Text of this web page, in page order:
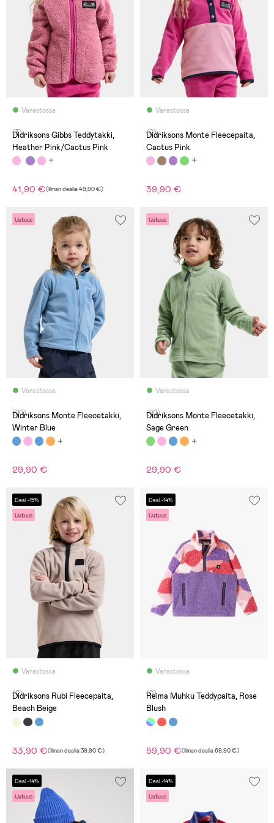
Varastossa
(3)
Didriksons Gibbs Teddytakki,
Heather Pink/Cactus Pink
41,90 €(Ilman dealia49,90 €)
Varastossa
(0)
Didriksons Monte Fleecepaita,
Cactus Pink
39,90 €
Uutuus
Varastossa
(20)
Didriksons Monte Fleecetakki,
Winter Blue
29,90 €
Uutuus
Varastossa
(20)
Didriksons Monte Fleecetakki,
Sage Green
29,90 €
Deal -15%
Uutuus
Varastossa
(0)
Didriksons Rubi Fleecepaita,
Beach Beige
33,90 €(Ilman dealia39,90 €)
Deal -14%
Uutuus
Varastossa
(0)
Reima Muhku Teddypaita, Rose
Blush
59,90 €(Ilman dealia69,90 €)
Deal -14%
Uutuus
Deal -14%
Uutuus